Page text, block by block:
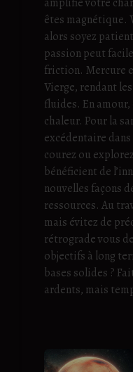
êtes magnétique.
alors soyez
passion peut
friction. Mercure
Vierge, rendant
fluides. En
chaleur. Pour la
excédentaire
courez ou
bénéficient de
nouvelles façons
ressources. Au
mais évitez de
rétrograde vous
objectifs à long
bases solides ?
ardents, mais